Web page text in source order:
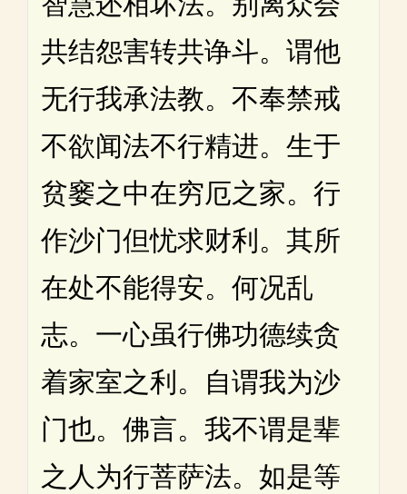
共结怨害转共诤斗。谓他
无行我承法教。不奉禁戒
不欲闻法不行精进。生于
贫窭之中在穷厄之家。行
作沙门但忧求财利。其所
在处不能得安。何况乱
志。一心虽行佛功德续贪
着家室之利。自谓我为沙
门也。佛言。我不谓是辈
之人为行菩萨法。如是等